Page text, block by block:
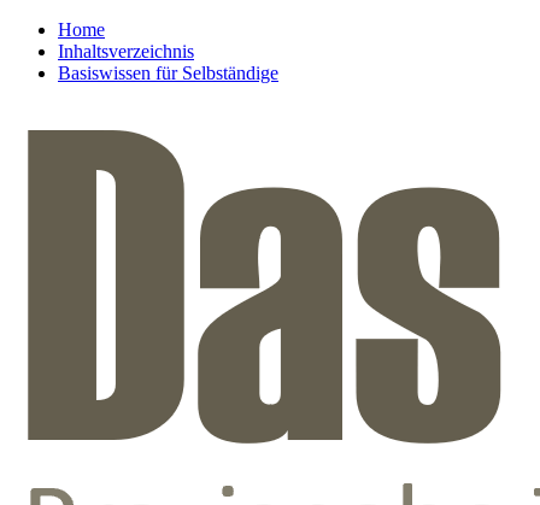
Home
Inhaltsverzeichnis
Basiswissen für Selbständige